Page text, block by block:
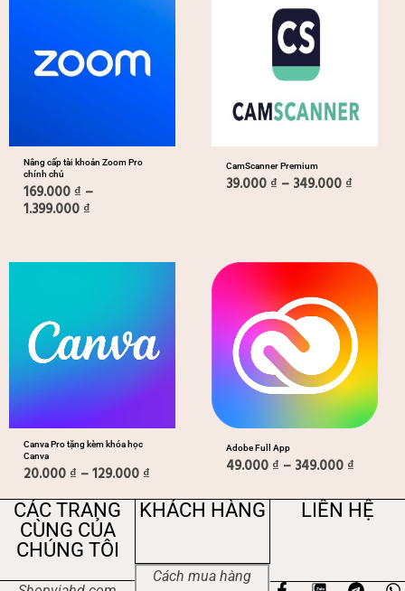
Nâng cấp tài khoản Zoom Pro
chính chủ
169.000 ₫ –
1.399.000 ₫
đến
1.399.000 ₫
CamScanner Premium
39.000 ₫ – 349.000 ₫
Canva Pro tặng kèm khóa học
Canva
20.000 ₫ –129.000 ₫
Khoảng
đến
129.000 ₫
Adobe Full App
49.000 ₫ – 349.000 ₫
Khoảng
giá:
49.000
đến
CÁC TRANG
CÙNG CỦA
CHÚNG TÔI
KHÁCH HÀNG
Cách mua hàng
LIÊN HỆ